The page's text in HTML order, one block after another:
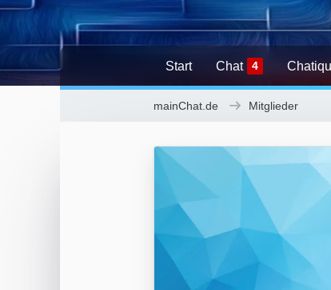
Start Chat 4
mainChat.de Mitglieder